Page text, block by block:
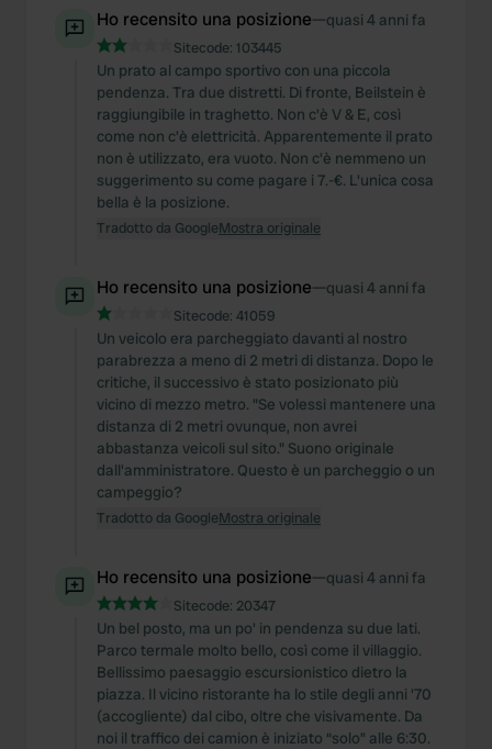
Ho recensito una posizione—quasi 4 anni fa
Sitecode: 103445
Un prato al campo sportivo con una piccola
pendenza. Tra due distretti. Di fronte, Beilstein è
raggiungibile in traghetto. Non c'è V & E, così
come non c'è elettricità. Apparentemente il prato
non è utilizzato, era vuoto. Non c'è nemmeno un
suggerimento su come pagare i 7.-€. L'unica cosa
bella è la posizione.
Tradotto da GoogleMostra originale
Ho recensito una posizione—quasi 4 anni fa
Sitecode: 41059
Un veicolo era parcheggiato davanti al nostro
parabrezza a meno di 2 metri di distanza. Dopo le
critiche, il successivo è stato posizionato più
vicino di mezzo metro. "Se volessi mantenere una
distanza di 2 metri ovunque, non avrei
abbastanza veicoli sul sito." Suono originale
dall'amministratore. Questo è un parcheggio o un
campeggio?
Tradotto da GoogleMostra originale
Ho recensito una posizione—quasi 4 anni fa
Sitecode: 20347
Un bel posto, ma un po' in pendenza su due lati.
Parco termale molto bello, così come il villaggio.
Bellissimo paesaggio escursionistico dietro la
piazza. Il vicino ristorante ha lo stile degli anni '70
(accogliente) dal cibo, oltre che visivamente. Da
noi il traffico dei camion è iniziato “solo” alle 6:30.